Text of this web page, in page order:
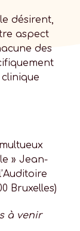
désirent,
aspect
des
» Jean-
Bruxelles)
à venir